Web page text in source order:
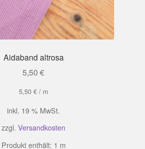
Aidaband altrosa
5,50 €
5,50 €/ m
inkl. 19 % MwSt.
zzgl. Versandkosten
Produkt enthält: 1 m